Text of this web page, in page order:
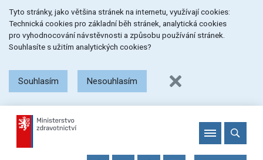
na
menu
na
obsah
na
patičku
stránky
Tyto stránky, jako většina stránek na internetu, využívají cookies:
Technická cookies pro základní běh stránek, analytická cookies
pro vyhodnocování návstěvnosti a způsobu používání stránek.
Souhlasíte s užitím analytických cookies?
Souhlasím Nesouhlasím